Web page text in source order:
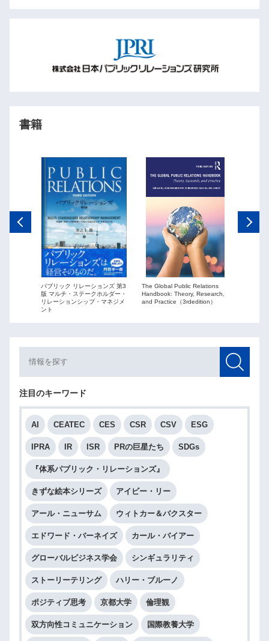
書籍
パブリック リレーションズ 第3
版 マルチ・ステークホルダー・
リレーションシップ・マネジメ
ント
The Global Public Relations
Handbook: Theory, Research,
and Practice（3rdedition）
注目のキーワード
AI CEATEC CES CSR CSV ESG
IPRA IR ISR PRの巨星たち SDGs
『体系パブリック・リレーションズ』
きずな絵本シリーズ アイビー・リー
アール・ニューサム ウィトカー＆バクスター
エドワード・バーネイズ カール・バイアー
グローバルビジネス学会 シンギュラリティ
ストーリーテリング ハリー・ブルーノ
ポジティブ思考 京都大学 倫理観
双方向性コミュニケーション 国際教養大学